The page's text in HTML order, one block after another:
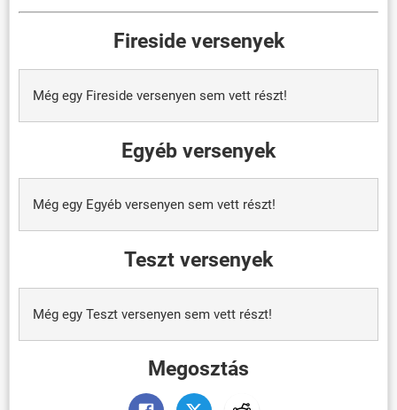
Fireside versenyek
Még egy Fireside versenyen sem vett részt!
Egyéb versenyek
Még egy Egyéb versenyen sem vett részt!
Teszt versenyek
Még egy Teszt versenyen sem vett részt!
Megosztás